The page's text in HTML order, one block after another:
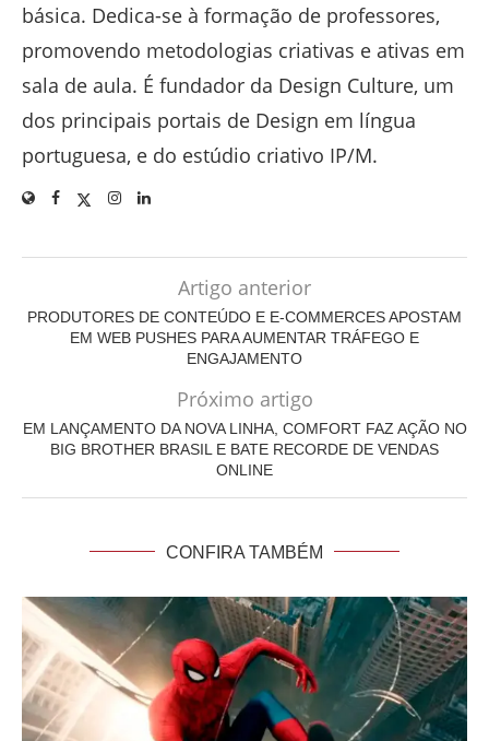
básica. Dedica-se à formação de professores,
promovendo metodologias criativas e ativas em
sala de aula. É fundador da Design Culture, um
dos principais portais de Design em língua
portuguesa, e do estúdio criativo IP/M.
Artigo anterior
PRODUTORES DE CONTEÚDO E E-COMMERCES APOSTAM
EM WEB PUSHES PARA AUMENTAR TRÁFEGO E
ENGAJAMENTO
Próximo artigo
EM LANÇAMENTO DA NOVA LINHA, COMFORT FAZ AÇÃO NO
BIG BROTHER BRASIL E BATE RECORDE DE VENDAS
ONLINE
CONFIRA TAMBÉM